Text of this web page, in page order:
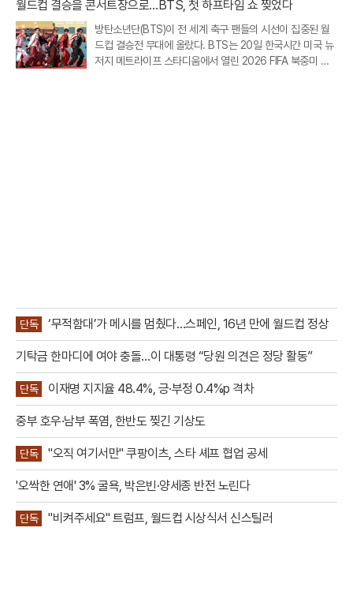
제 개선 요구도 이어졌다.20일 부동산토론회 홈페이지에 따
월드컵 결승을 콘서트장으로…BTS, 첫 하프타임 쇼 찢었다
방탄소년단(BTS)이 전 세계 축구 팬들의 시선이 집중된 월
드컵 결승전 무대에 올랐다. BTS는 20일 한국시간 미국 뉴
저지 메트라이프 스타디움에서 열린 2026 FIFA 북중미 월
단독 ‘무적함대’가 메시를 멈췄다…스페인, 16년 만에 월드컵 정상
기탁금 한마디에 여야 충돌…이 대통령 “당원 의견은 정당 활동”
단독 이재명 지지율 48.4%, 긍·부정 0.4%p 격차
중부 호우·남부 폭염, 한반도 찢긴 기상도
단독 "오직 여기서만" 쿠팡이츠, 스타 셰프 협업 공세
'오싹한 연애' 3% 굴욕, 박은빈·양세종 반전 노린다
단독 "비켜주세요" 트럼프, 월드컵 시상식서 신스틸러